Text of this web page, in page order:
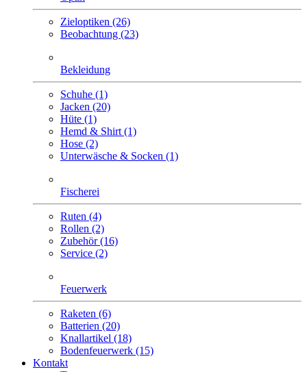
Zieloptiken (26)
Beobachtung (23)
Bekleidung
Schuhe (1)
Jacken (20)
Hüte (1)
Hemd & Shirt (1)
Hose (2)
Unterwäsche & Socken (1)
Fischerei
Ruten (4)
Rollen (2)
Zubehör (16)
Service (2)
Feuerwerk
Raketen (6)
Batterien (20)
Knallartikel (18)
Bodenfeuerwerk (15)
Kontakt